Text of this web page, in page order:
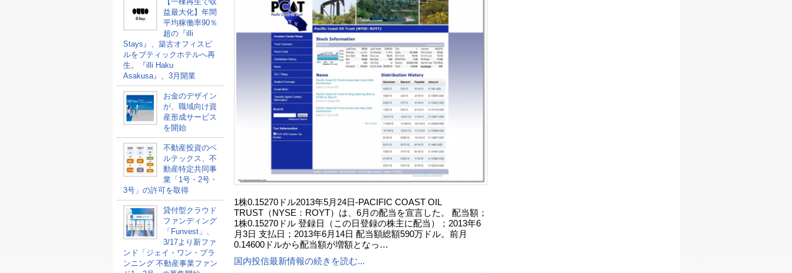
益最大化】年間
平均稼働率90％
超の『illi
Stays』、築古オフィスビ
ルをブティックホテルへ再
生。『illi Haku
Asakusa』、3月開業
お金のデザイン
が、職域向け資
産形成サービス
を開始
不動産投資のベ
ルテックス、不
動産特定共同事
業「1号・2号・
3号」の許可を取得
貸付型クラウド
ファンディング
「Funvest」、
3/17より新ファ
ンド「ジェイ・ワン・プラ
ンニング 不動産事業ファン
1株0.15270ドル2013年5月24日-PACIFIC COAST OIL
TRUST（NYSE：ROYT）は、6月の配当を宣言した。 配当額；
1株0.15270ドル 登録日（この日登録の株主に配当）；2013年6
月3日 支払日；2013年6月14日 配当額総額590万ドル。前月
0.14600ドルから配当額が増額となっ…
国内投信最新情報の続きを読む...